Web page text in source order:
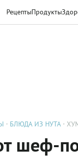
РецептыПродукты
БЛЮДА ИЗ НУТА
шеф-